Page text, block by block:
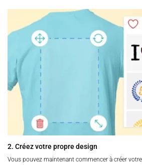
2. Créez votre propre design
Vous pouvez maintenant commencer à créer